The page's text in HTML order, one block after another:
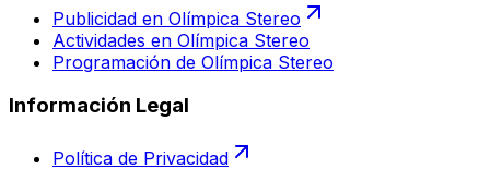
Publicidad en Olímpica Stereo
Actividades en Olímpica Stereo
Programación de Olímpica Stereo
Información Legal
Política de Privacidad